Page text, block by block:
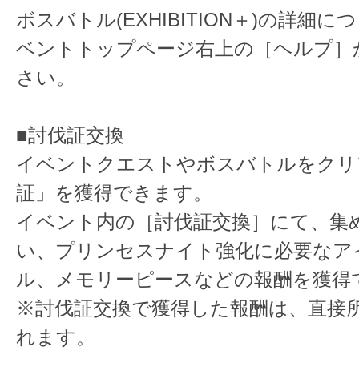
ボスバトル(EXHIBITION＋)の詳細に
ベントトップページ右上の［ヘルプ
さい。
■討伐証交換
イベントクエストやボスバトルをク
証」を獲得できます。
イベント内の［討伐証交換］にて、集
い、プリンセスナイト強化に必要な
ル、メモリーピースなどの報酬を獲得
※討伐証交換で獲得した報酬は、直接
れます。